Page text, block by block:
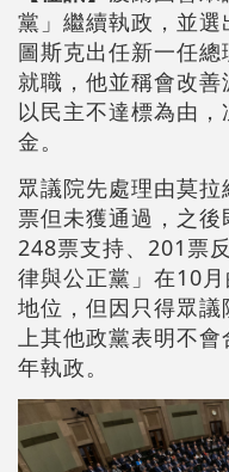
黨」繼續執政，並
圖斯克出任新一任
就職，他並稱會改
以民主不達標為由
金。
眾議院先處理由莫
票但未獲通過，之
248票支持、201票
律與公正黨」在10
地位，但因只得眾
上其他政黨表明不
年執政。